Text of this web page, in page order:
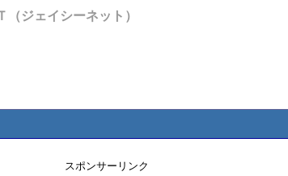
ジェイシーネット）
スポンサーリンク